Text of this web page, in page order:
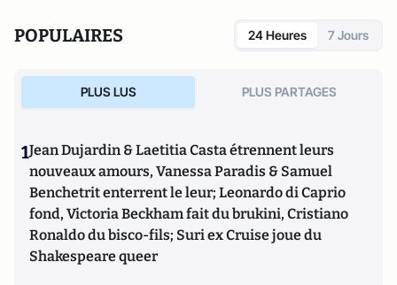
POPULAIRES 24 Heures 7 Jours
PLUS LUS PLUS PARTAGES
1Jean Dujardin & Laetitia Casta étrennent leurs
nouveaux amours, Vanessa Paradis & Samuel
Benchetrit enterrent le leur; Leonardo di Caprio
fond, Victoria Beckham fait du brukini, Cristiano
Ronaldo du bisco-fils; Suri ex Cruise joue du
Shakespeare queer